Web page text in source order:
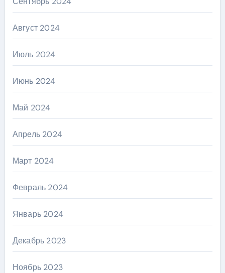
Август 2024
Июль 2024
Июнь 2024
Май 2024
Апрель 2024
Март 2024
Февраль 2024
Январь 2024
Декабрь 2023
Ноябрь 2023